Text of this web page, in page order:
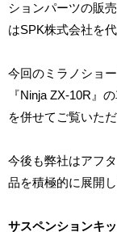
ションパーツの販
はSPK株式会社を
今回のミラノショ
『Ninja ZX-10R』
を併せてご覧いただ
今後も弊社はアフ
品を積極的に展開
サスペンションキ